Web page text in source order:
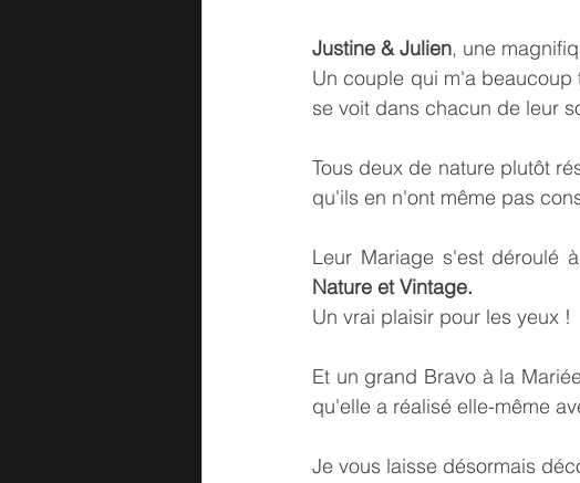
Justine & Julien, une
Un couple qui m'a
se voit dans chacun de leur
Tous deux de nature plutôt
qu'ils en n'ont même pas
Leur Mariage s'est déroulé à
Nature et Vintage.
Un vrai plaisir pour les yeux !
Et un grand Bravo à la
qu'elle a réalisé elle-même
Je vous laisse désormais